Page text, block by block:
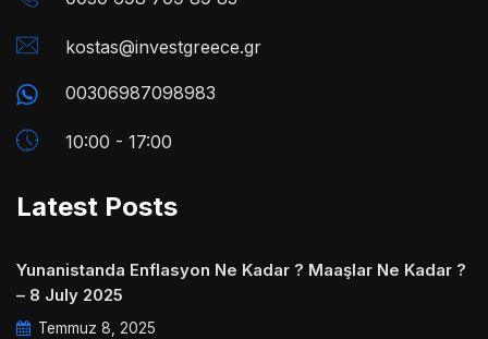
kostas@investgreece.gr
00306987098983
10:00 - 17:00
Latest Posts
Yunanistanda Enflasyon Ne Kadar ? Maaşlar Ne Kadar ?
– 8 July 2025
Temmuz 8, 2025